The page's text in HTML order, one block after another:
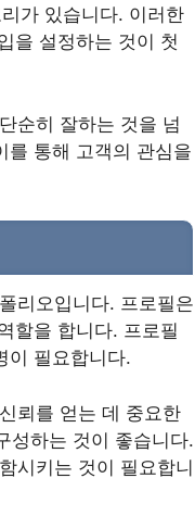
가 있습니다. 이러한
을 설정하는 것이 첫
순히 잘하는 것을 넘
를 통해 고객의 관심을
리오입니다. 프로필은
할을 합니다. 프로필
이 필요합니다.
뢰를 얻는 데 중요한
성하는 것이 좋습니다.
시키는 것이 필요합니